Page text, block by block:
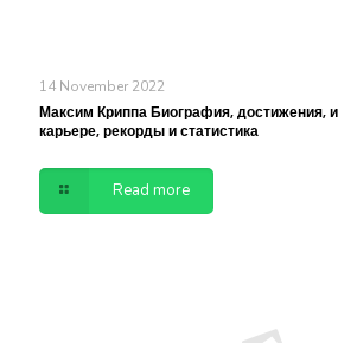
14 November 2022
Максим Криппа Биография, достижения,
карьере, рекорды и статистика
Read more